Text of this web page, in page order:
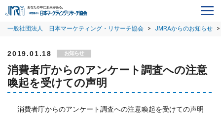
一般社団法人 日本マーケティング・リサーチ協会 > JMRAからのお知らせ >
2019.01.18 お知らせ
消費者庁からのアンケート調査への注意
喚起を受けての声明
消費者庁からのアンケート調査への注意喚起を受けての声明